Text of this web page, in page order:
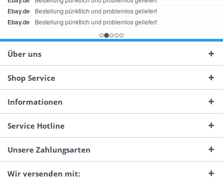
Über uns
Shop Service
Informationen
Service Hotline
Unsere Zahlungsarten
Wir versenden mit: